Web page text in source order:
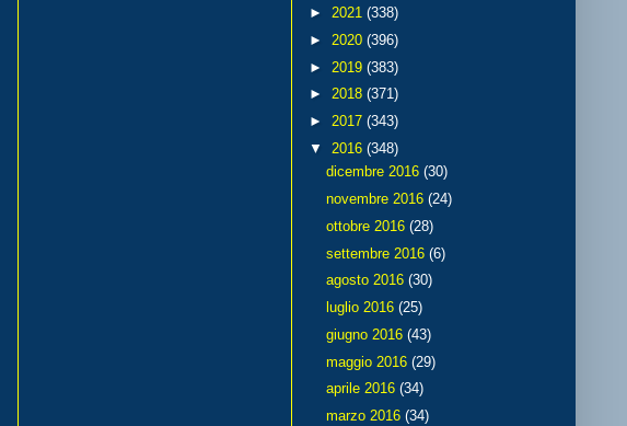
► 2021 (338)
► 2020 (396)
► 2019 (383)
► 2018 (371)
► 2017 (343)
▼ 2016 (348)
dicembre 2016 (30)
novembre 2016 (24)
ottobre 2016 (28)
settembre 2016 (6)
agosto 2016 (30)
luglio 2016 (25)
giugno 2016 (43)
maggio 2016 (29)
aprile 2016 (34)
marzo 2016 (34)